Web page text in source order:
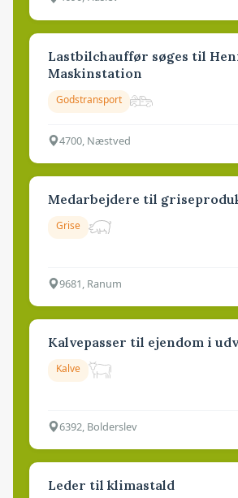
Lastbilchauffør søges til
Maskinstation
Godstransport
4700, Næstved
Medarbejdere til
Grise
9681, Ranum
Kalvepasser til ejendom i
Kalve
6392, Bolderslev
Leder til klimastald